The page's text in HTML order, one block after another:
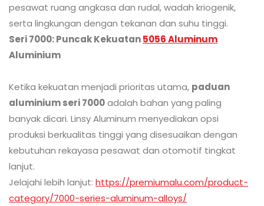
pesawat ruang angkasa dan rudal, wadah kriogenik,
serta lingkungan dengan tekanan dan suhu tinggi.
Seri 7000: Puncak Kekuatan5056 Aluminum
Aluminium
Ketika kekuatan menjadi prioritas utama, paduan
aluminium seri 7000adalah bahan yang paling
banyak dicari. Linsy Aluminum menyediakan opsi
produksi berkualitas tinggi yang disesuaikan dengan
kebutuhan rekayasa pesawat dan otomotif tingkat
lanjut.
Jelajahi lebih lanjut: https://premiumalu.com/product-
category/7000-series-aluminum-alloys/